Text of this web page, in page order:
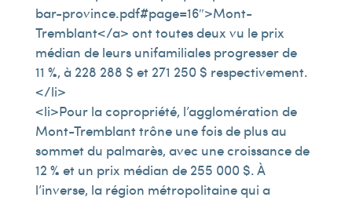
bar-province.pdf#page=16″>Mont-
Tremblant</a> ont toutes deux vu le prix
médian de leurs unifamiliales progresser de
11 %, à 228 288 $ et 271 250 $ respectivement.
</li>
<li>Pour la copropriété, l’agglomération de
Mont-Tremblant trône une fois de plus au
sommet du palmarès, avec une croissance de
12 % et un prix médian de 255 000 $. À
l’inverse, la région métropolitaine qui a